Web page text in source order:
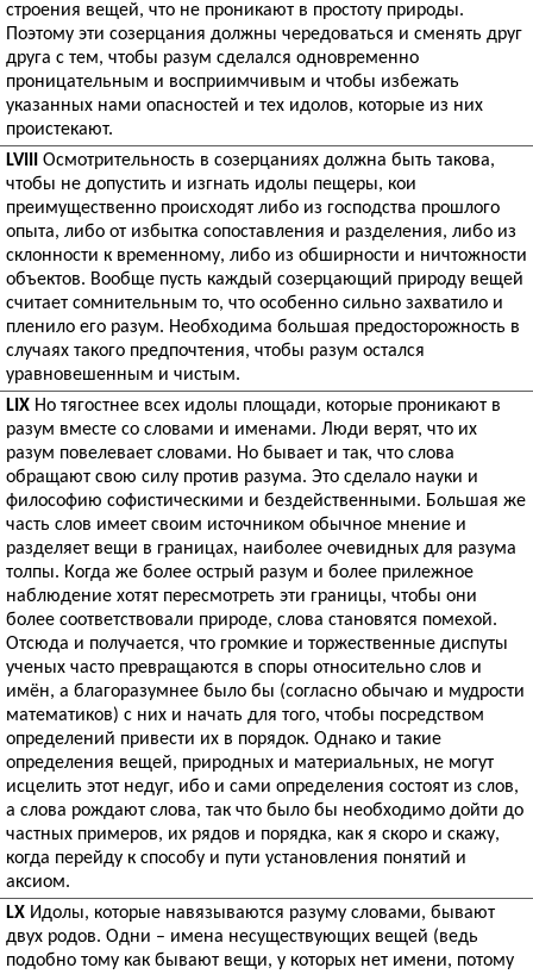
строения вещей, что не проникают в простоту природы.
Поэтому эти созерцания должны чередоваться и сменять друг
друга с тем, чтобы разум сделался одновременно
проницательным и восприимчивым и чтобы избежать
указанных нами опасностей и тех идолов, которые из них
проистекают.
LVIII
Осмотрительность в созерцаниях должна быть такова,
чтобы не допустить и изгнать идолы пещеры, кои
преимущественно происходят либо из господства прошлого
опыта, либо от избытка сопоставления и разделения, либо из
склонности к временному, либо из обширности и ничтожности
объектов. Вообще пусть каждый созерцающий природу вещей
считает сомнительным то, что особенно сильно захватило и
пленило его разум. Необходима большая предосторожность в
случаях такого предпочтения, чтобы разум остался
уравновешенным и чистым.
LIX Но тягостнее всех идолы площади, которые проникают в
разум вместе со словами и именами. Люди верят, что их
разум повелевает словами. Но бывает и так, что слова
обращают свою силу против разума. Это сделало науки и
философию софистическими и бездейственными. Большая же
часть слов имеет своим источником обычное мнение и
разделяет вещи в границах, наиболее очевидных для разума
толпы. Когда же более острый разум и более прилежное
наблюдение хотят пересмотреть эти границы, чтобы они
более соответствовали природе, слова становятся помехой.
Отсюда и получается, что громкие и торжественные диспуты
ученых часто превращаются в споры относительно слов и
имён, а благоразумнее было бы (согласно обычаю и мудрости
математиков) с них и начать для того, чтобы посредством
определений привести их в порядок. Однако и такие
определения вещей, природных и материальных, не могут
исцелить этот недуг, ибо и сами определения состоят из слов,
а слова рождают слова, так что было бы необходимо дойти до
частных примеров, их рядов и порядка, как я скоро и скажу,
когда перейду к способу и пути установления понятий и
аксиом.
LX Идолы, которые навязываются разуму словами, бывают
двух родов. Одни – имена несуществующих вещей (ведь
подобно тому как бывают вещи, у которых нет имени, потому